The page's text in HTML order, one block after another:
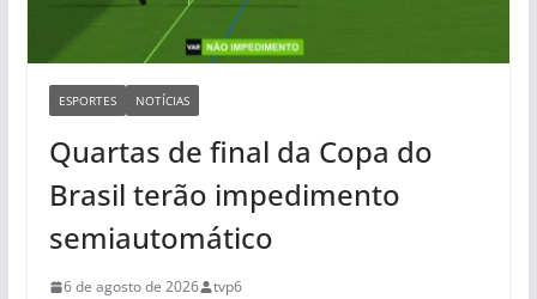
ESPORTES NOTÍCIAS
Quartas de final da Copa do
Brasil terão impedimento
semiautomático
6 de agosto de 2026 tvp6